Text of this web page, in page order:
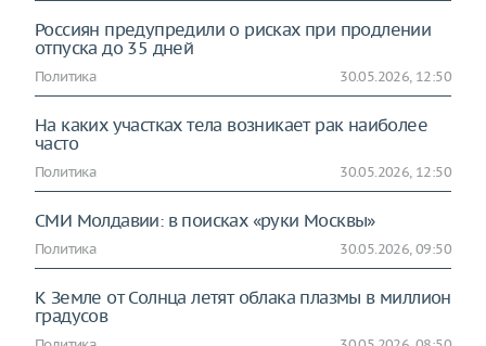
Россиян предупредили о рисках при продлении
отпуска до 35 дней
Политика 30.05.2026, 12:50
На каких участках тела возникает рак наиболее
часто
Политика 30.05.2026, 12:50
СМИ Молдавии: в поисках «руки Москвы»
Политика 30.05.2026, 09:50
К Земле от Солнца летят облака плазмы в миллион
градусов